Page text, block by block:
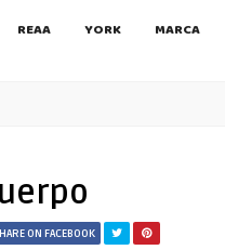
REAA YORK MARCA
ON FACEBOOK